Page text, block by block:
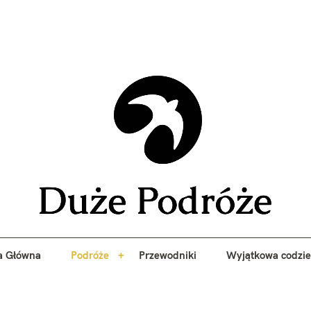
Duże
Główna Podróże Przewodniki Wyjątkowa